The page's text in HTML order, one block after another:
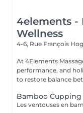
4elements -
Wellness
4-6, Rue François
At 4Elements
performance, and
to restore balance
Bamboo